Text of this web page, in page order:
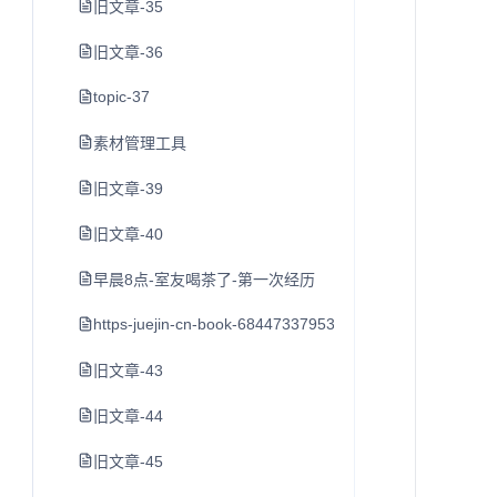
旧文章-35
旧文章-36
topic-37
素材管理工具
旧文章-39
旧文章-40
早晨8点-室友喝茶了-第一次经历
https-juejin-cn-book-6844733795329900551-section-
旧文章-43
旧文章-44
旧文章-45